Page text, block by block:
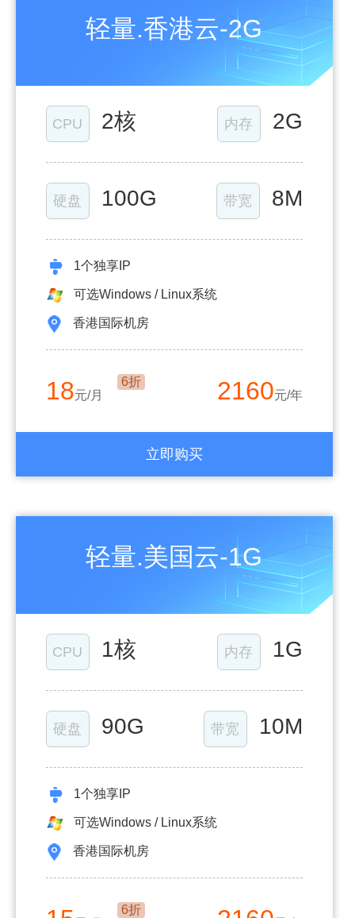
轻量.香港云-2G
CPU 2核 内存 2G
硬盘 100G 带宽 8M
1个独享IP
可选Windows / Linux系统
香港国际机房
6折
18元/月 2160元/年
立即购买
轻量.美国云-1G
CPU 1核 内存 1G
硬盘 90G 带宽 10M
1个独享IP
可选Windows / Linux系统
香港国际机房
6折